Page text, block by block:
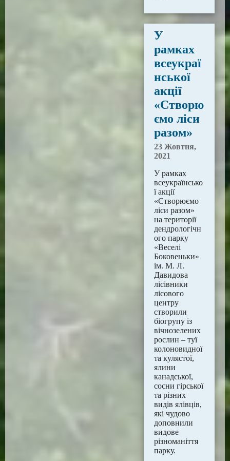
У
рамках
всеукраї
нської
акції
«Створю
ємо ліси
разом»
23 Жовтня,
2021
У рамках
всеукраїнсько
ї акції
«Створюємо
ліси разом»
на території
дендрологічн
ого парку
«Веселі
Боковеньки»
ім. М. Л.
Давидова
лісівники
лісового
центру
створили
біогрупу із
вічнозелених
рослин – туї
колоновидної
та кулястої,
ялини
канадської,
сосни гірської
та різних
видів ялівців,
які чудово
доповнили
видове
різноманіття
парку.